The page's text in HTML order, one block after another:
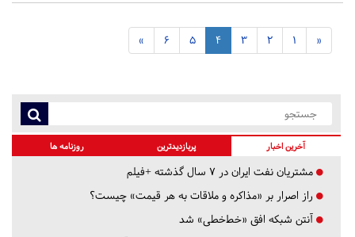
«
1
2
3
4
5
6
»
آخرین اخبار پربازدیدترین روزنامه ها
مشتریان نفت ایران در ۷ سال گذشته +فیلم
راز اصرار بر «مذاکره و ملاقات به هر قیمت» چیست؟
آنتن شبکه افق «خط‌خطی» شد